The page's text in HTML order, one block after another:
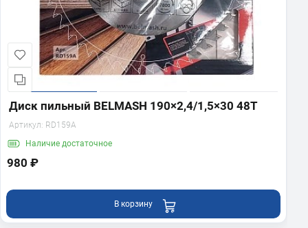
Диск пильный BELMASH 190×2,4/1,5×30 48Т
Артикул: RD159A
Наличие достаточное
980 ₽
В корзину